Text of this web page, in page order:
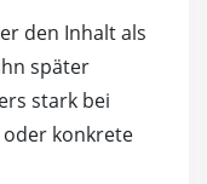
den Inhalt als
später
stark bei
konkrete